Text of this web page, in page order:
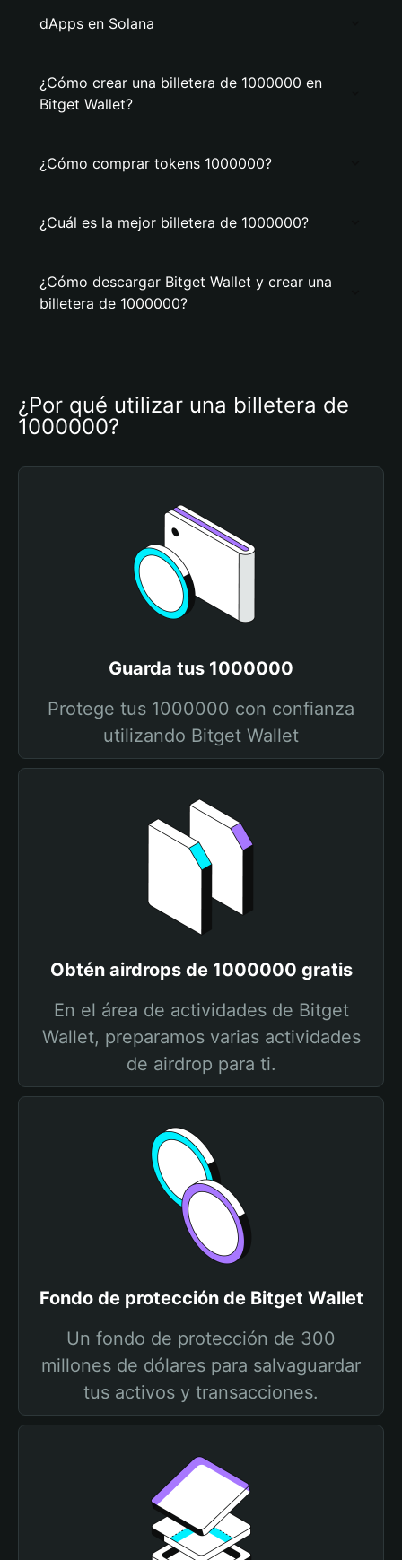
dApps en Solana
¿Cómo crear una billetera de 1000000 en
Bitget Wallet?
¿Cómo comprar tokens 1000000?
¿Cuál es la mejor billetera de 1000000?
¿Cómo descargar Bitget Wallet y crear una
billetera de 1000000?
¿Por qué utilizar una billetera de
1000000?
Guarda tus 1000000
Protege tus 1000000 con confianza
utilizando Bitget Wallet
Obtén airdrops de 1000000 gratis
En el área de actividades de Bitget
Wallet, preparamos varias actividades
de airdrop para ti.
Fondo de protección de Bitget Wallet
Un fondo de protección de 300
millones de dólares para salvaguardar
tus activos y transacciones.